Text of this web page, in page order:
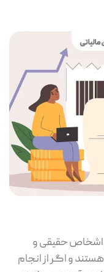
اشخاص حقیقی و
و اگر از انجام